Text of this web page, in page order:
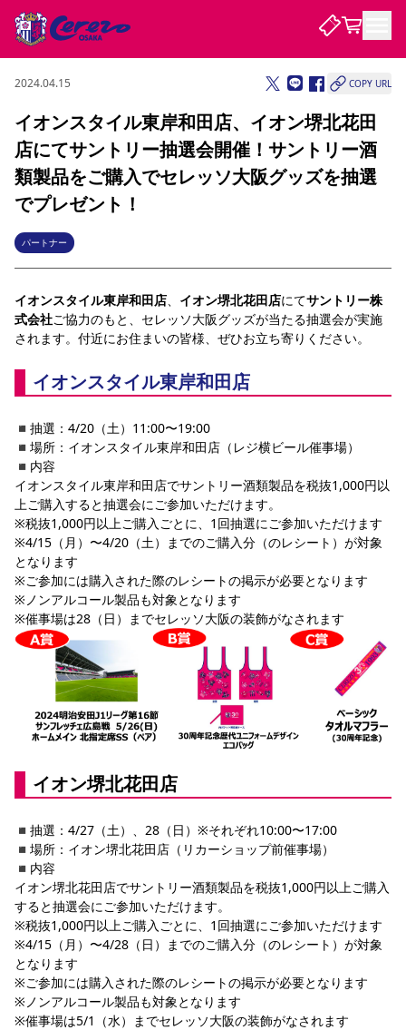
試合・チーム
試合について
試合日程 / 結果 順位表
チームについて
選手・スタッフ
アカデミー ハナサカプレーヤー 歴代所属選手
観戦する
チケット
チケット情報
観戦ガイド
初めて観戦ガイド キッズ向けサービス グルメ マッチデープログラム
スタジアム
YANMAR HANASAKA STADIUM
DAZNで観戦
DAZNで観戦
アウェイツアー
アウェイツアー
よくある質問
よくある質問
クラブを知る
クラブ紹介 沿革 シーズン記録 求人情報
サポートする
パートナー企業募集中 セレッソ大阪VISAカード
セレッソアイデアちょうだいな 応援商店街
サステナビリティ
サステナビリティポリシー
活動レポート SPORT POSITIVE LEAGUES 取り組み実績
スポーツクラブ
スポーツクラブ
関連団体/施設
長居公園 セレッソフットサルパーク セレッソフットサルパーク長居
セレッソスポーツパーク舞洲 YANMAR HANASAKA STADIUM
セレッソ大阪アカデミー
子供のサッカースクール
大人のサッカースクール
ファンクラブ
ファンクラブ
招待券引換方法 まいセレチケット
婚姻届・出生届・命名書
ニュース
ニュース
すべて チーム グッズ チケット イベント
ホームタウン
パートナー スポーツクラブ メディア 30周年
レディース
アカデミー
2024.04.15 COPY URL
イオンスタイル東岸和田店、イオン堺北花田
店にてサントリー抽選会開催！サントリー酒
類製品をご購入でセレッソ大阪グッズを抽選
でプレゼント！
パートナー
イオンスタイル東岸和田店、 イオン堺北花田店にてサントリー株
式会社ご協力のもと、セレッソ大阪グッズが当たる抽選会が実施
されます。付近にお住まいの皆様、ぜひお立ち寄りください。
イオンスタイル東岸和田店
◾️抽選：4/20（土）11:00〜19:00
◾️場所：イオンスタイル東岸和田店（レジ横ビール催事場）
◾️内容
イオンスタイル東岸和田店でサントリー酒類製品を税抜1,000円以
上ご購入すると抽選会にご参加いただけます。
※税抜1,000円以上ご購入ごとに、1回抽選にご参加いただけます
※4/15（月）〜4/20（土）までのご購入分（のレシート）が対象
となります
※ご参加には購入された際のレシートの掲示が必要となります
※ノンアルコール製品も対象となります
※催事場は28（日）までセレッソ大阪の装飾がなされます
イオン堺北花田店
◾️抽選：4/27（土）、28（日）※それぞれ10:00〜17:00
◾️場所：イオン堺北花田店（リカーショップ前催事場）
◾️内容
イオン堺北花田店でサントリー酒類製品を税抜1,000円以上ご購入
すると抽選会にご参加いただけます。
※税抜1,000円以上ご購入ごとに、1回抽選にご参加いただけます
※4/15（月）〜4/28（日）までのご購入分（のレシート）が対象
となります
※ご参加には購入された際のレシートの掲示が必要となります
※ノンアルコール製品も対象となります
※催事場は5/1（水）までセレッソ大阪の装飾がなされます